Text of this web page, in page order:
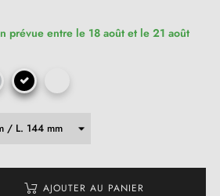
prévue entre le 18 août et le 21 août
AJOUTER AU PANIER